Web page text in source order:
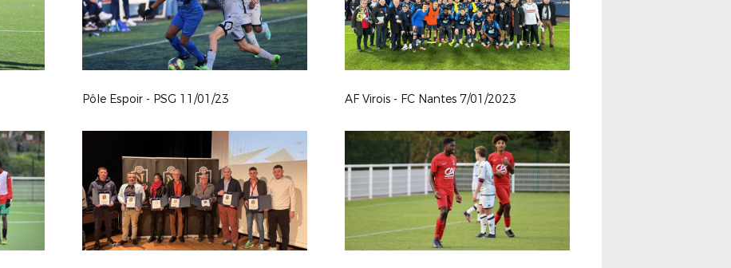
Pôle Espoir - PSG 11/01/23 AF Virois - FC Nantes 7/01/2023